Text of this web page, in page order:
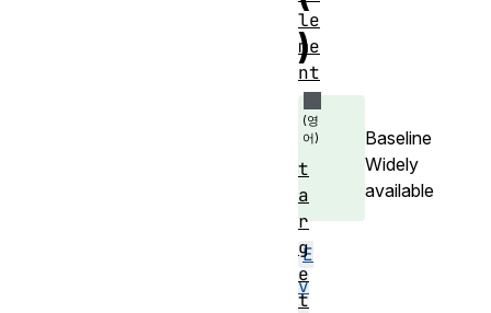
)
Baseline
Widely
available
E
v
le
me
nt
t
a
r
g
e
t